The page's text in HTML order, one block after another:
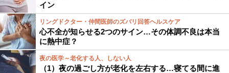
イン
リングドクター・仲間医師のズバリ回答ヘルスケア
心不全が知らせる2つのサイン…その体調不良は本当
に熱中症？
夜の医学～老化する人、しない人
（1）夜の過ごし方が老化を左右する…寝てる間に進